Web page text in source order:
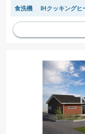
食洗機 IHクッキングヒ
アイランドキッチン
浴